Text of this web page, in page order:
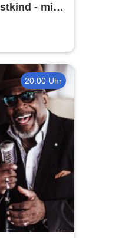
- mit
20:00 Uhr